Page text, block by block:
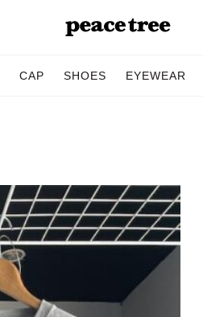
CAP SHOES EYEWEAR